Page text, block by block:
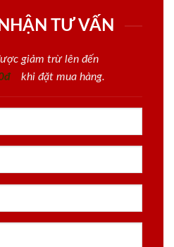
TƯ VẤN
giảm trừ lên đến
khi đặt mua hàng.